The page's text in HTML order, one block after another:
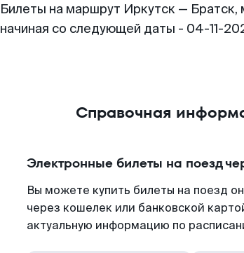
Билеты на маршрут Иркутск —
начиная со следующей даты - 04-11-
Справочная
Электронные билеты на поезд
Вы можете купить билеты на поезд
через кошелек или банковской
актуальную информацию по